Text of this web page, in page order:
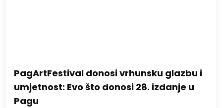
PagArtFestival donosi vrhunsku glazbu i
umjetnost: Evo što donosi 28. izdanje u
Pagu